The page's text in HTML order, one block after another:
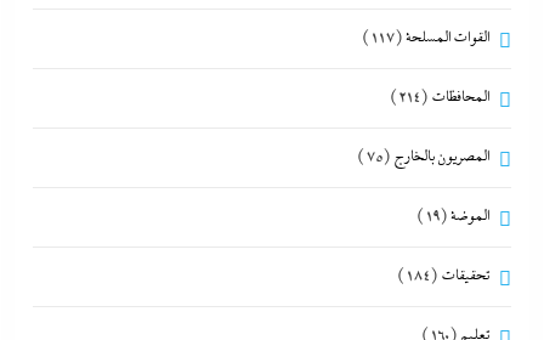
القوات المسلحة(117)
المحافظات (214)
المصريون بالخارج (75)
الموضة(19)
تحقيقات (184)
تعليم (160)